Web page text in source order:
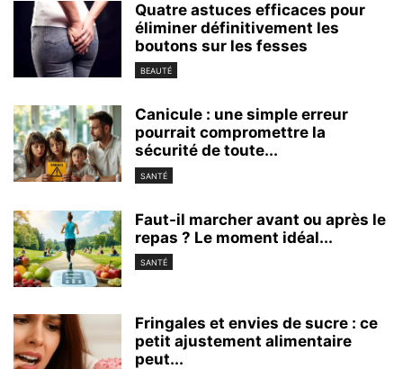
Quatre astuces efficaces pour
éliminer définitivement les
boutons sur les fesses
BEAUTÉ
Canicule : une simple erreur
pourrait compromettre la
sécurité de toute...
SANTÉ
Faut-il marcher avant ou après le
repas ? Le moment idéal...
SANTÉ
Fringales et envies de sucre : ce
petit ajustement alimentaire
peut...